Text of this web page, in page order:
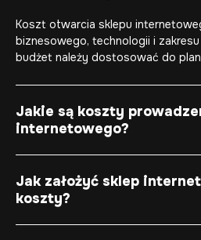
Koszt otwarcia sklepu
biznesowego, technologii i
budżet należy dostosować do
Jakie są koszty
internetowego?
Jak założyć sklep
koszty?